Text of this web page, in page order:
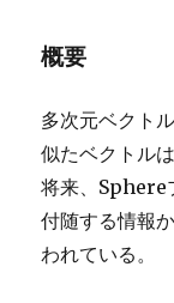
概要
多次元ベクト
似たベクトル
将来、Sphere
付随する情報
われている。